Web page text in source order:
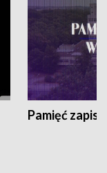
Pamięć